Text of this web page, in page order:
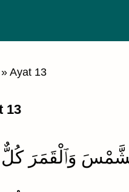
» Ayat 13
13
ٱلشَّمْسَ وَٱلْقَمَرَ